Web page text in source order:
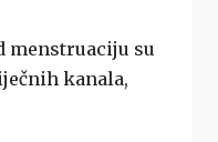
menstruaciju su
kanala,